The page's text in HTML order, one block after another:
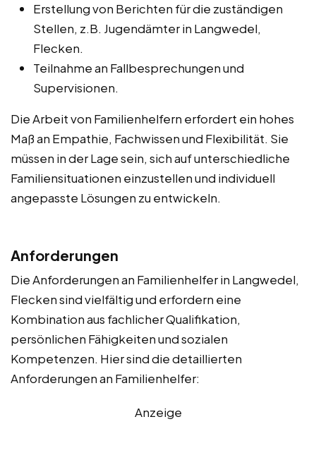
Erstellung von Berichten für die zuständigen
Stellen, z.B. Jugendämter in Langwedel,
Flecken.
Teilnahme an Fallbesprechungen und
Supervisionen.
Die Arbeit von Familienhelfern erfordert ein hohes
Maß an Empathie, Fachwissen und Flexibilität. Sie
müssen in der Lage sein, sich auf unterschiedliche
Familiensituationen einzustellen und individuell
angepasste Lösungen zu entwickeln.
Anforderungen
Die Anforderungen an Familienhelfer in Langwedel,
Flecken sind vielfältig und erfordern eine
Kombination aus fachlicher Qualifikation,
persönlichen Fähigkeiten und sozialen
Kompetenzen. Hier sind die detaillierten
Anforderungen an Familienhelfer:
Anzeige